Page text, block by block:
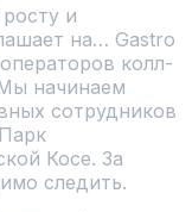
и
на… Gastro
колл-
начинаем
сотрудников
Косе. За
следить.